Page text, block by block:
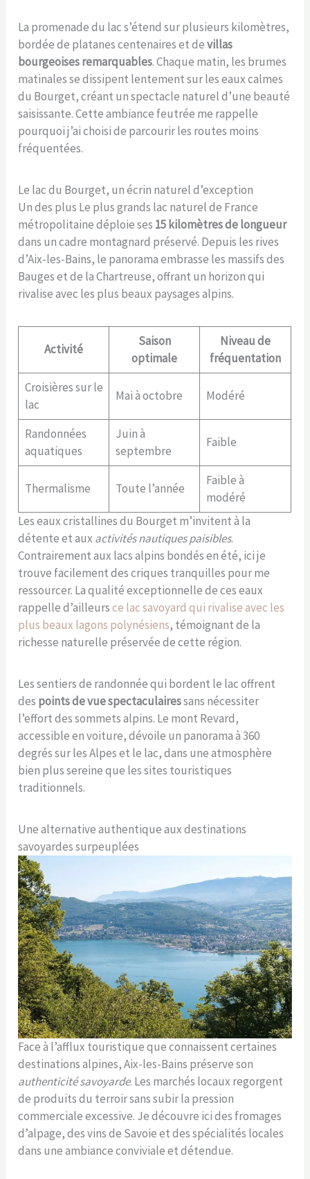
La promenade du lac s’étend sur plusieurs kilomètres,
bordée de platanes centenaires et devillas
bourgeoises remarquables. Chaque matin, les brumes
matinales se dissipent lentement sur les eaux calmes
du Bourget, créant un spectacle naturel d’une beauté
saisissante. Cette ambiance feutrée me rappelle
pourquoi j’ai choisi de parcourir les routes moins
fréquentées.
Le lac du Bourget, un écrin naturel d’exception
Un des plus Le plus grands lac naturel de France
métropolitaine déploie ses 15 kilomètres de longueur
dans un cadre montagnard préservé. Depuis les rives
d’Aix-les-Bains, le panorama embrasse les massifs des
Bauges et de la Chartreuse, offrant un horizon qui
rivalise avec les plus beaux paysages alpins.
Activité
Saison
optimale
Niveau de
fréquentation
Croisières sur le
lac
Mai à octobre Modéré
Randonnées
aquatiques
Juin à
septembre
Faible
Thermalisme Toute l’année
Faible à
modéré
Les eaux cristallines du Bourget m’invitent à la
détente et aux activités nautiques paisibles.
Contrairement aux lacs alpins bondés en été, ici je
trouve facilement des criques tranquilles pour me
ressourcer. La qualité exceptionnelle de ces eaux
rappelle d’ailleursce lac savoyard qui rivalise avec les
plus beaux lagons polynésiens, témoignant de la
richesse naturelle préservée de cette région.
Les sentiers de randonnée qui bordent le lac offrent
des points de vue spectaculairessans nécessiter
l’effort des sommets alpins. Le mont Revard,
accessible en voiture, dévoile un panorama à 360
degrés sur les Alpes et le lac, dans une atmosphère
bien plus sereine que les sites touristiques
traditionnels.
Une alternative authentique aux destinations
savoyardes surpeuplées
Face à l’afflux touristique que connaissent certaines
destinations alpines, Aix-les-Bains préserve son
authenticité savoyarde. Les marchés locaux regorgent
de produits du terroir sans subir la pression
commerciale excessive. Je découvre ici des fromages
d’alpage, des vins de Savoie et des spécialités locales
dans une ambiance conviviale et détendue.